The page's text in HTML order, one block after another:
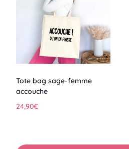
Tote bag sage-femme
accouche
24,90€